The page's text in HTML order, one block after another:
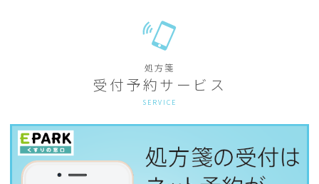
処方箋
受付予約サービス
SERVICE